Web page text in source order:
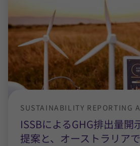
ISSBによるGHG排出量開
提案と、オーストラリア